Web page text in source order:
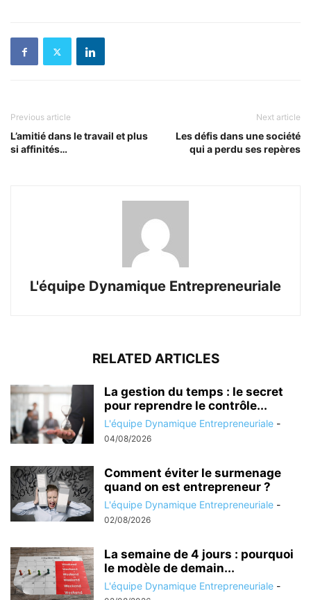
Previous article
L’amitié dans le travail et plus
si affinités…
Next article
Les défis dans une société
qui a perdu ses repères
L'équipe Dynamique Entrepreneuriale
RELATED ARTICLES
La gestion du temps : le secret
pour reprendre le contrôle...
L'équipe Dynamique Entrepreneuriale -
04/08/2026
Comment éviter le surmenage
quand on est entrepreneur ?
L'équipe Dynamique Entrepreneuriale -
02/08/2026
La semaine de 4 jours : pourquoi
le modèle de demain...
L'équipe Dynamique Entrepreneuriale -